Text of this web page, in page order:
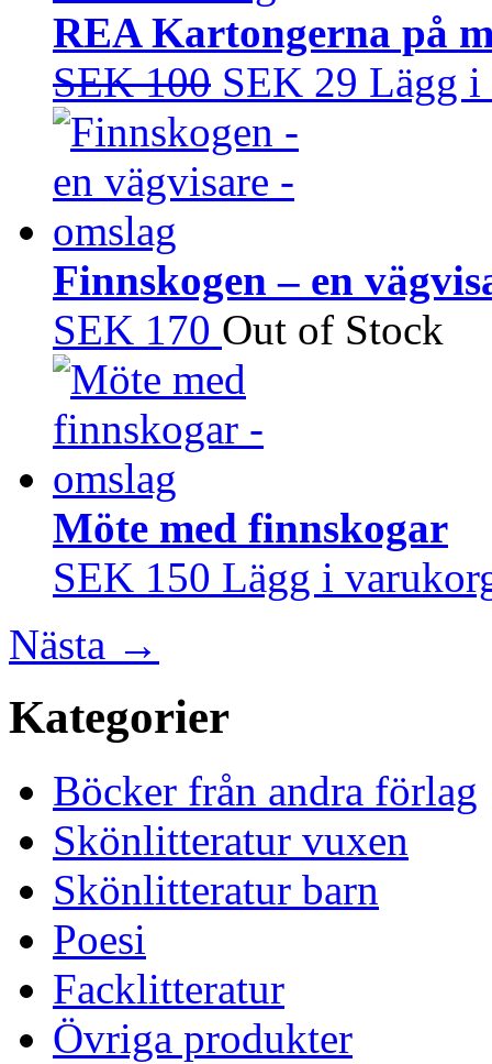
REA Kartongerna på
SEK 100 SEK 29 Lägg i
Finnskogen – en
SEK 170 Out of Stock
Möte med finnskogar
SEK 150 Lägg i
Nästa →
Kategorier
Böcker från andra förlag
Skönlitteratur vuxen
Skönlitteratur barn
Poesi
Facklitteratur
Övriga produkter